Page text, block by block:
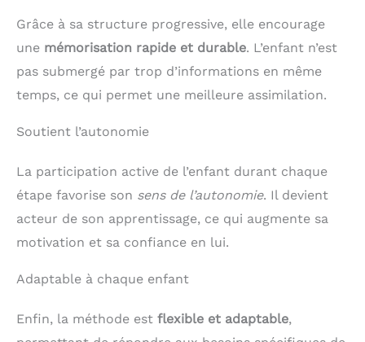
Grâce à sa structure progressive, elle encourage
une mémorisation rapide et durable. L’enfant n’est
pas submergé par trop d’informations en même
temps, ce qui permet une meilleure assimilation.
Soutient l’autonomie
La participation active de l’enfant durant chaque
étape favorise son sens de l’autonomie. Il devient
acteur de son apprentissage, ce qui augmente sa
motivation et sa confiance en lui.
Adaptable à chaque enfant
Enfin, la méthode est flexible et adaptable,